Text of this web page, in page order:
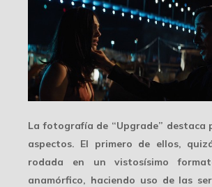
La fotografía de “Upgrade” destaca
aspectos. El primero de ellos,
rodada en un vistosísimo
anamórfico, haciendo uso de las